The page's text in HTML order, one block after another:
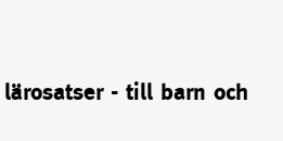
- till barn och